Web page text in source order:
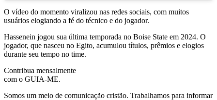
O vídeo do momento viralizou nas redes sociais, com muitos
usuários elogiando a fé do técnico e do jogador.
Hassenein jogou sua última temporada no Boise State em 2024. O
jogador, que nasceu no Egito, acumulou títulos, prêmios e elogios
durante seu tempo no time.
Contribua mensalmente
com o GUIA-ME.
Somos um meio de comunicação cristão. Trabalhamos para informar